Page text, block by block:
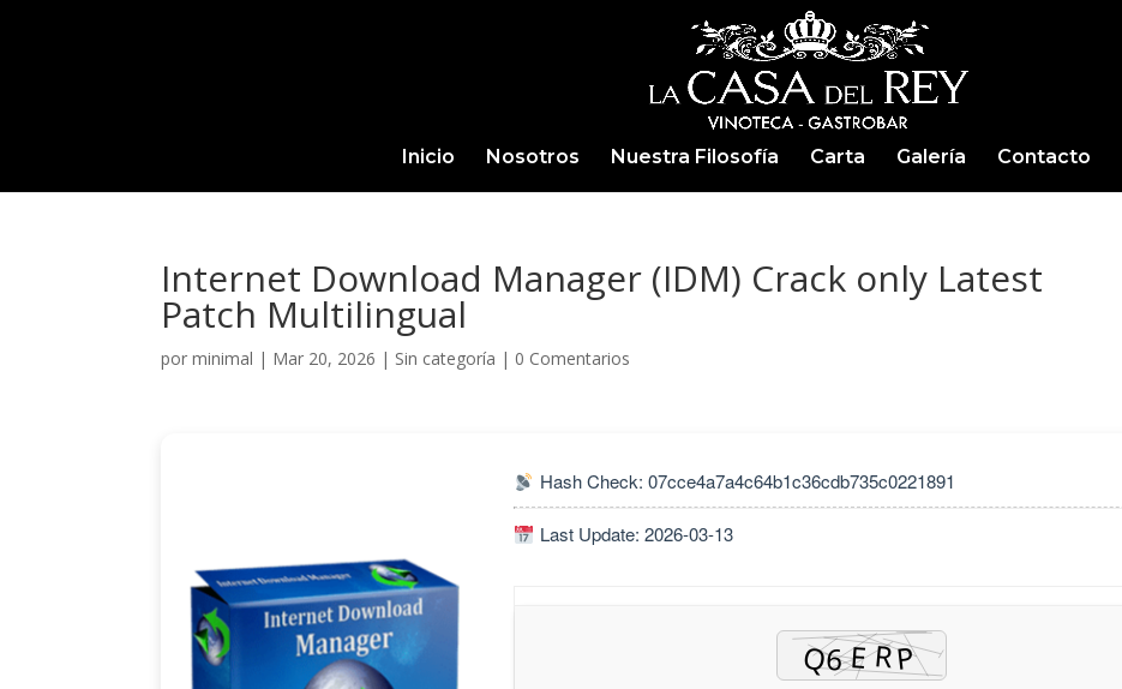
Inicio Nosotros Nuestra Filosofía Carta Galería Contacto
Internet Download Manager (IDM) Crack only Latest
Patch Multilingual
porminimal | Mar 20, 2026 | Sin categoría | 0 Comentarios
Hash Check: 07cce4a7a4c64b1c36cdb735c0221891
Last Update: 2026-03-13